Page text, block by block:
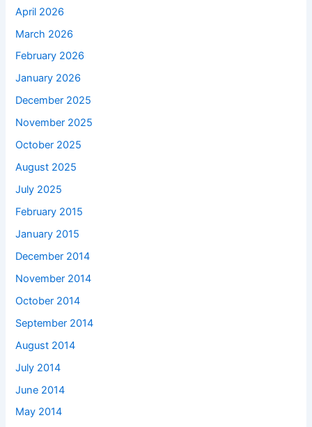
April 2026
March 2026
February 2026
January 2026
December 2025
November 2025
October 2025
August 2025
July 2025
February 2015
January 2015
December 2014
November 2014
October 2014
September 2014
August 2014
July 2014
June 2014
May 2014